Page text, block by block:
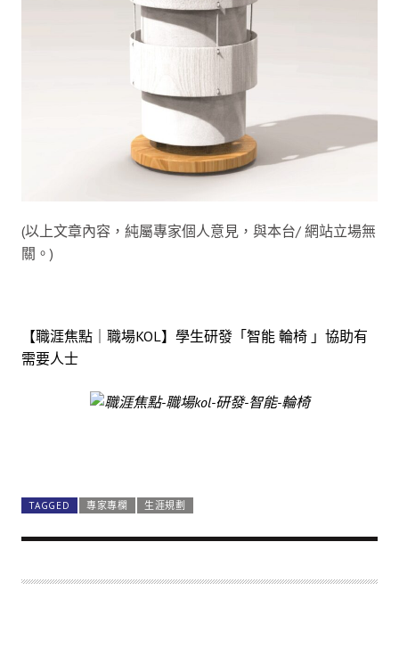
(以上文章內容，純屬專家個人意見，與本台/ 網站立場無
關。)
【職涯焦點｜職場KOL】學生研發「智能 輪椅 」協助有
需要人士
TAGGED 專家專欄 生涯規劃